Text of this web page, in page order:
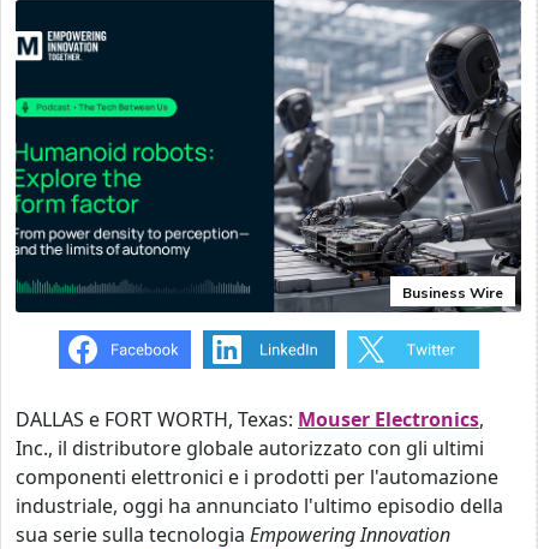
Business Wire
DALLAS e FORT WORTH, Texas: Mouser Electronics,
Inc., il distributore globale autorizzato con gli ultimi
componenti elettronici e i prodotti per l'automazione
industriale, oggi ha annunciato l'ultimo episodio della
sua serie sulla tecnologia Empowering Innovation